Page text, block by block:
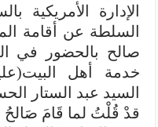
الإدارة الأمريكية
السلطة عن أقامة
صالح بالحضور في
خدمة أهل
السيد عبد الستار
قدْ قُلْتُ لما قَامَ صَالحُ